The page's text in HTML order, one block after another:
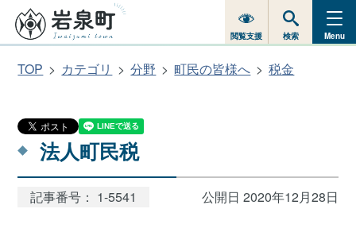
閲覧支援 検索 Menu
TOP カテゴリ 分野 町民の皆様へ 税金
法人町民税
記事番号： 1-5541 公開日 2020年12月28日